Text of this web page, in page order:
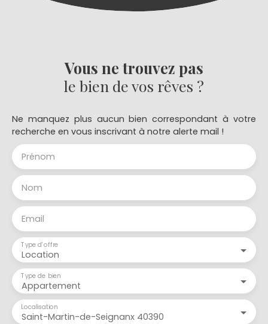
Vous ne trouvez pas
le bien de vos rêves ?
Ne manquez plus aucun bien correspondant à votre
recherche en vous inscrivant à notre alerte mail !
Prénom
Nom
Email
Location
Type d'offre
Appartement
Type de bien
Saint-Martin-de-Seignanx 40390
Localisation